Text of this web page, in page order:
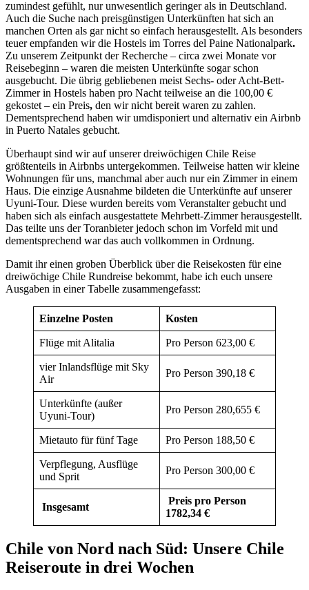
zumindest gefühlt, nur unwesentlich geringer als in Deutschland.
Auch die Suche nach preisgünstigen Unterkünften hat sich an
manchen Orten als gar nicht so einfach herausgestellt. Als besonders
teuer empfanden wir die Hostels im Torres del Paine Nationalpark.
Zu unserem Zeitpunkt der Recherche – circa zwei Monate vor
Reisebeginn – waren die meisten Unterkünfte sogar schon
ausgebucht. Die übrig gebliebenen meist Sechs- oder Acht-Bett-
Zimmer in Hostels haben pro Nacht teilweise an die 100,00 €
gekostet – ein Preis, den wir nicht bereit waren zu zahlen.
Dementsprechend haben wir umdisponiert und alternativ ein Airbnb
in Puerto Natales gebucht.
Überhaupt sind wir auf unserer dreiwöchigen Chile Reise
größtenteils in Airbnbs untergekommen. Teilweise hatten wir kleine
Wohnungen für uns, manchmal aber auch nur ein Zimmer in einem
Haus. Die einzige Ausnahme bildeten die Unterkünfte auf unserer
Uyuni-Tour. Diese wurden bereits vom Veranstalter gebucht und
haben sich als einfach ausgestattete Mehrbett-Zimmer herausgestellt.
Das teilte uns der Toranbieter jedoch schon im Vorfeld mit und
dementsprechend war das auch vollkommen in Ordnung.
Damit ihr einen groben Überblick über die Reisekosten für eine
dreiwöchige Chile Rundreise bekommt, habe ich euch unsere
Ausgaben in einer Tabelle zusammengefasst:
Einzelne Posten Kosten
Flüge mit Alitalia Pro Person 623,00 €
vier Inlandsflüge mit Sky
Air
Pro Person 390,18 €
Unterkünfte (außer
Uyuni-Tour)
Pro Person 280,655 €
Mietauto für fünf Tage Pro Person 188,50 €
Verpflegung, Ausflüge
und Sprit
Pro Person 300,00 €
Insgesamt
Preis pro Person
1782,34 €
Chile von Nord nach Süd: Unsere Chile
Reiseroute in drei Wochen